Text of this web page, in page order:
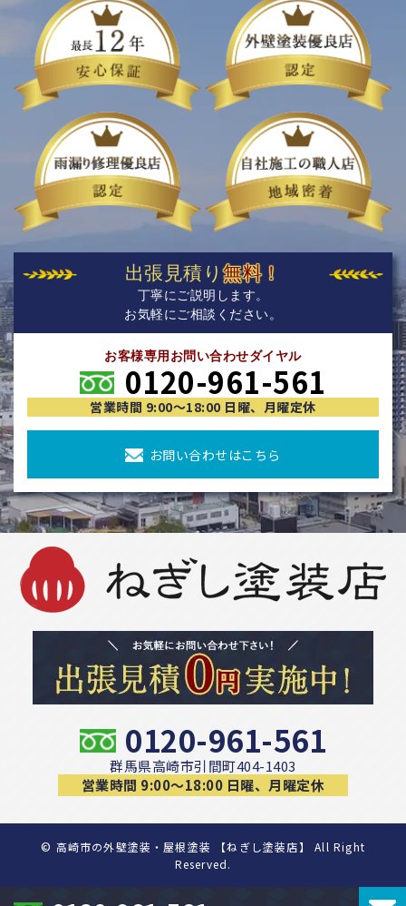
出張見積り無料！
丁寧にご説明します。
お気軽にご相談ください。
お客様専用お問い合わせダイヤル
0120-961-561
営業時間 9:00〜18:00 日曜、月曜定休
お問い合わせはこちら
0120-961-561
群馬県高崎市引間町404-1403
営業時間 9:00〜18:00 日曜、月曜定休
© 高崎市の外壁塗装・屋根塗装 【ねぎし塗装店】 All Right
Reserved.